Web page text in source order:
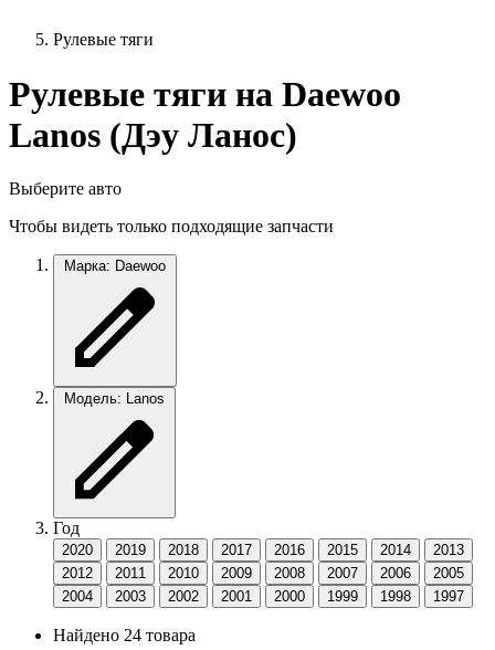
Рулевые тяги
Рулевые тяги на Daewoo
Lanos (Дэу Ланос)
Выберите авто
Чтобы видеть только подходящие запчасти
Марка: Daewoo
Модель: Lanos
Год
2020 2019 2018 2017 2016 2015 2014
2013
2012
2011 2010 2009 2008 2007 2006
2005
2004
2003 2002 2001 2000 1999 1998 1997
Найдено 24 товара